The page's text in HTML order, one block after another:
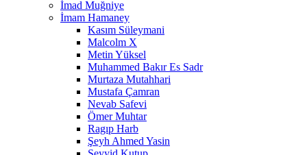
İmad Muğniye
İmam Hamaney
Kasım Süleymani
Malcolm X
Metin Yüksel
Muhammed Bakır Es Sadr
Murtaza Mutahhari
Mustafa Çamran
Nevab Safevi
Ömer Muhtar
Ragıp Harb
Şeyh Ahmed Yasin